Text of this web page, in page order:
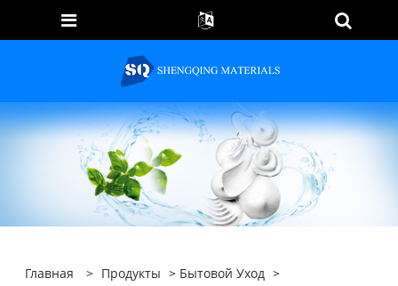
Главная > Продукты > Бытовой Уход >